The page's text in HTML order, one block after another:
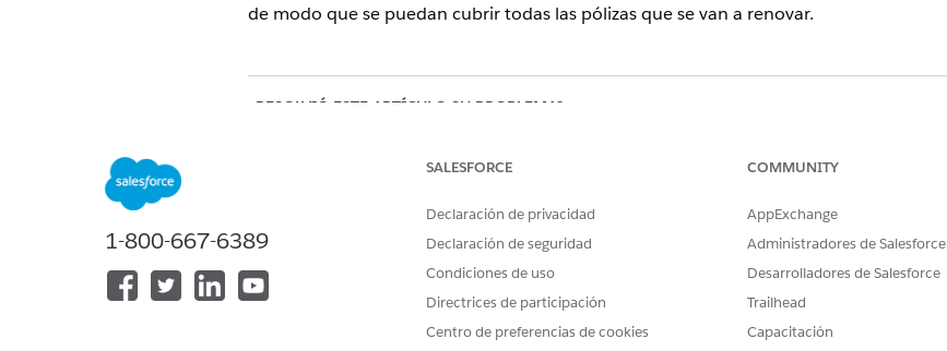
de modo que se puedan cubrir todas las pólizas que se van a renovar.
¿RESOLVIÓ ESTE ARTÍCULO SU PROBLEMA?
1-800-667-6389
SALESFORCE
Declaración de privacidad
Declaración de seguridad
Condiciones de uso
Directrices de participación
Centro de preferencias de cookies
COMMUNITY
AppExchange
Administradores de Salesforce
Desarrolladores de Salesforce
Trailhead
Capacitación